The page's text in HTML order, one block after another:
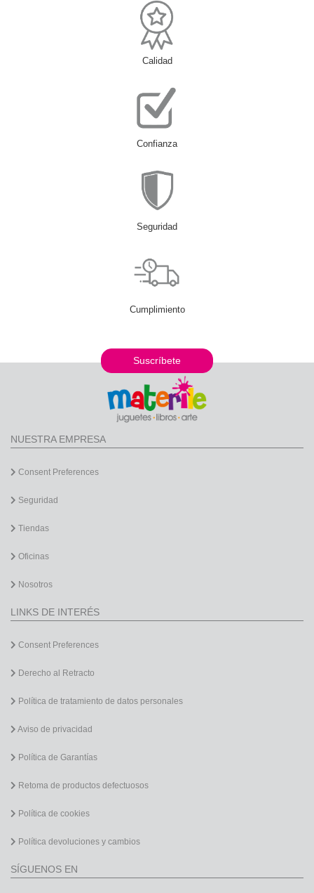
Calidad
Confianza
Seguridad
Cumplimiento
Suscríbete
NUESTRA EMPRESA
Consent Preferences
Seguridad
Tiendas
Oficinas
Nosotros
LINKS DE INTERÉS
Consent Preferences
Derecho al Retracto
Política de tratamiento de datos personales
Aviso de privacidad
Política de Garantías
Retoma de productos defectuosos
Política de cookies
Política devoluciones y cambios
SÍGUENOS EN